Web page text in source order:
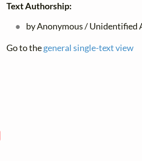
Text Authorship:
by Anonymous / Unidentified
Go to thegeneral single-text view